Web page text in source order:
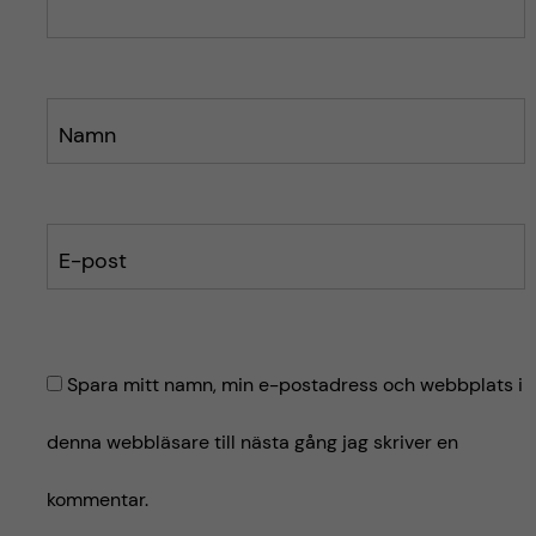
Namn
E-post
Spara mitt namn, min e-postadress och webbplats i
denna webbläsare till nästa gång jag skriver en
kommentar.